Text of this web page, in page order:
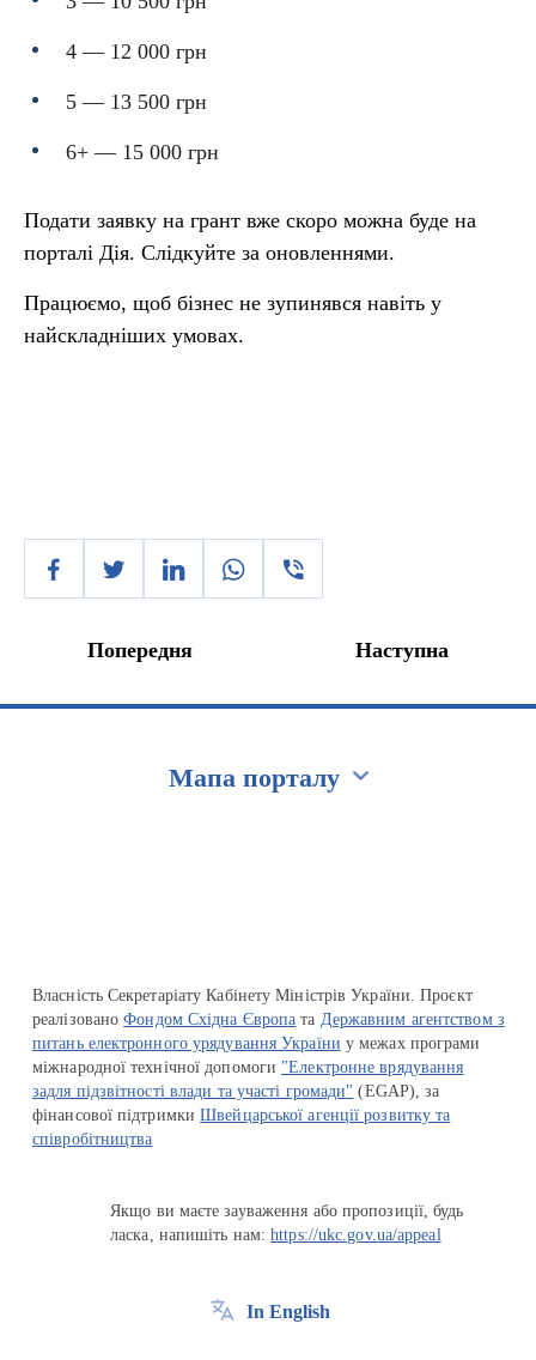
4 — 12 000 грн
5 — 13 500 грн
6+ — 15 000 грн
Подати заявку на грант вже скоро можна буде на
порталі Дія. Слідкуйте за оновленнями.
Працюємо, щоб бізнес не зупинявся навіть у
найскладніших умовах.
Попередня Наступна
Мапа порталу
Власність Секретаріату Кабінету Міністрів України. Проєкт
реалізованоФондом Східна Європа та Державним агентством з
питань електронного урядування України у межах програми
міжнародної технічної допомоги "Електронне врядування
задля підзвітності влади та участі громади" (EGAP), за
фінансової підтримкиШвейцарської агенції розвитку та
співробітництва
Якщо ви маєте зауваження або пропозиції, будь
ласка, напишіть нам:https://ukc.gov.ua/appeal
In English